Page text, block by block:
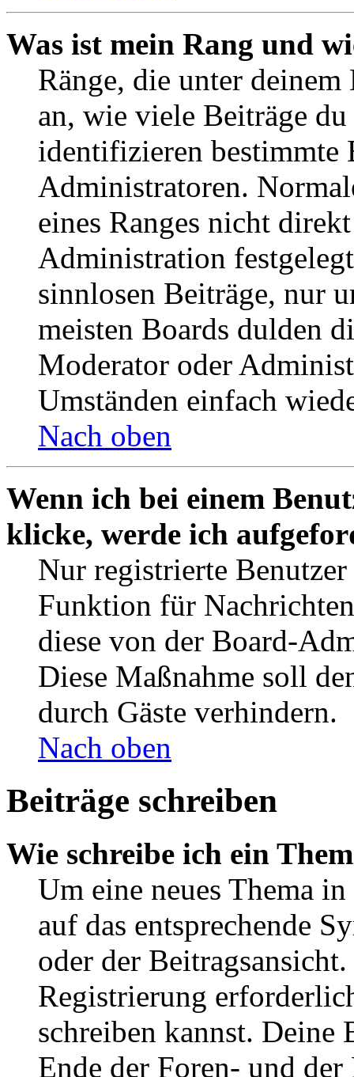
Was ist mein Rang und
Ränge, die unter deinem
an, wie viele Beiträge
identifizieren bestimmte
Administratoren.
eines Ranges nicht
Administration
sinnlosen Beiträge, nur
meisten Boards dulden
Moderator oder
Umständen einfach
Nach oben
Wenn ich bei einem
klicke, werde ich
Nur registrierte
Funktion für
diese von der Board-
Diese Maßnahme soll
durch Gäste verhindern.
Nach oben
Beiträge schreiben
Wie schreibe ich ein
Um eine neues Thema
auf das entsprechende
oder der
Registrierung
schreiben kannst. Deine
Ende der Foren- und